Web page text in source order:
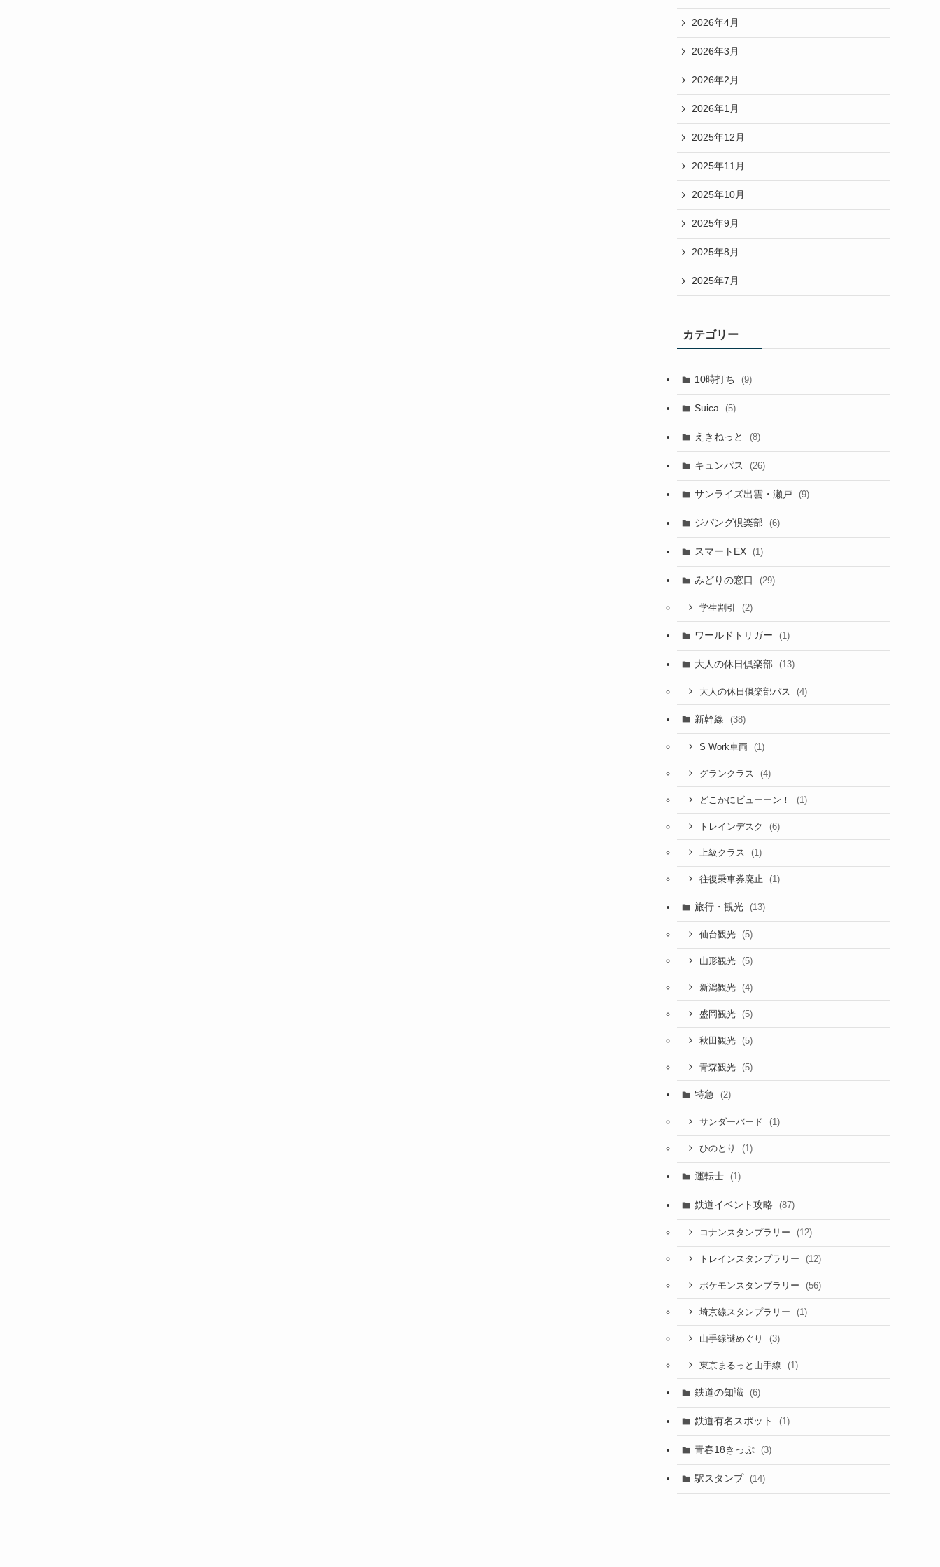
2026年4月
2026年3月
2026年2月
2026年1月
2025年12月
2025年11月
2025年10月
2025年9月
2025年8月
2025年7月
カテゴリー
10時打ち (9)
Suica (5)
えきねっと (8)
キュンパス (26)
サンライズ出雲・瀬戸 (9)
ジパング倶楽部 (6)
スマートEX (1)
みどりの窓口 (29)
学生割引 (2)
ワールドトリガー (1)
大人の休日倶楽部 (13)
大人の休日倶楽部パス (4)
新幹線 (38)
S Work車両 (1)
グランクラス (4)
どこかにビューーン！ (1)
トレインデスク (6)
上級クラス (1)
往復乗車券廃止 (1)
旅行・観光 (13)
仙台観光 (5)
山形観光 (5)
新潟観光 (4)
盛岡観光 (5)
秋田観光 (5)
青森観光 (5)
特急 (2)
サンダーバード (1)
ひのとり (1)
運転士 (1)
鉄道イベント攻略 (87)
コナンスタンプラリー (12)
トレインスタンプラリー (12)
ポケモンスタンプラリー (56)
埼京線スタンプラリー (1)
山手線謎めぐり (3)
東京まるっと山手線 (1)
鉄道の知識 (6)
鉄道有名スポット (1)
青春18きっぷ (3)
駅スタンプ (14)